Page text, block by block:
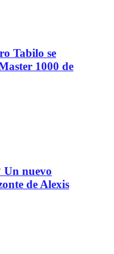
Tabilo se
1000 de
Un nuevo
de Alexis